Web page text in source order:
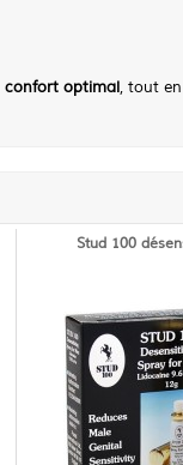
confort optimal, tout
Stud 100